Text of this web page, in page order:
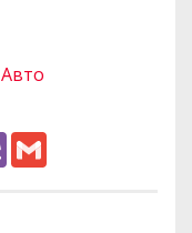
Авто
V